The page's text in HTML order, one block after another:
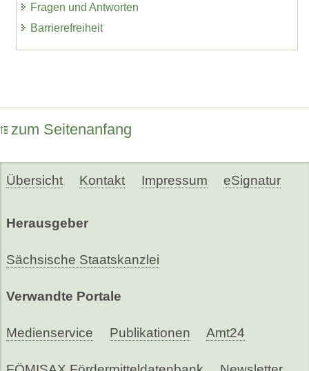
Fragen und Antworten
Barrierefreiheit
zum Seitenanfang
Übersicht Kontakt Impressum eSignatur
Herausgeber
Sächsische Staatskanzlei
Verwandte Portale
Medienservice Publikationen Amt24